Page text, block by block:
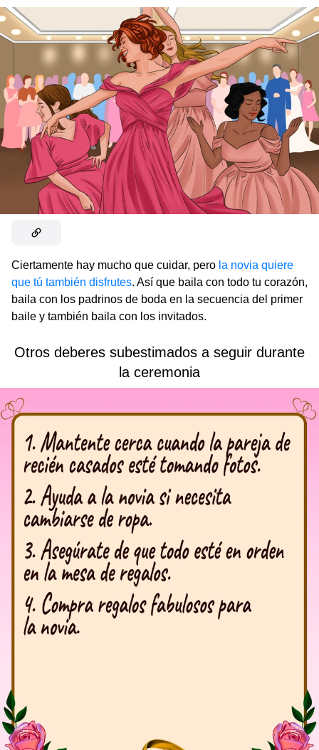
Ciertamente hay mucho que cuidar, pero la novia quiere
que tú también disfrutes. Así que baila con todo tu corazón,
baila con los padrinos de boda en la secuencia del primer
baile y también baila con los invitados.
Otros deberes subestimados a seguir durante
la ceremonia